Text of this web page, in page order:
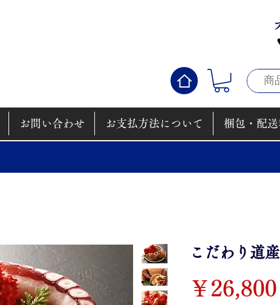
お問い合わせ お支払方法について 梱包・配
こだわり道
￥26,800